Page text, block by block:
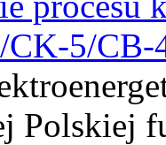
5/CB-
Polskiej